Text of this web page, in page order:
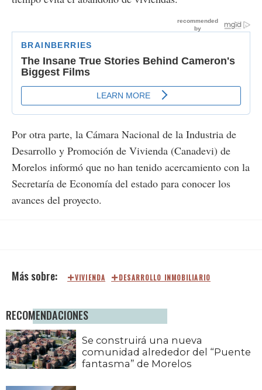
Por otra parte, la Cámara Nacional de la Industria de
Desarrollo y Promoción de Vivienda (Canadevi) de
Morelos informó que no han tenido acercamiento con la
Secretaría de Economía del estado para conocer los
avances del proyecto.
VIVIENDA DESARROLLO INMOBILIARIO
RECOMENDACIONES
Se construirá una nueva
comunidad alrededor del “Puente
fantasma” de Morelos